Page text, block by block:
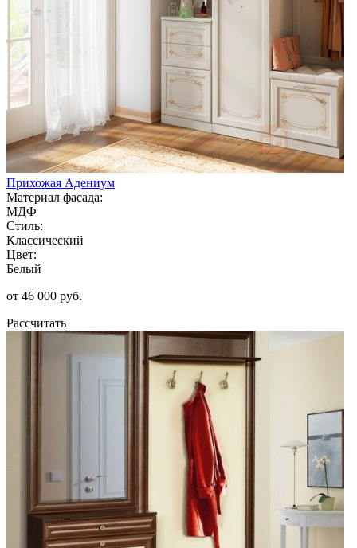
Прихожая Адениум
Материал фасада:
МДФ
Стиль:
Классический
Цвет:
Белый
от 46 000 руб.
Рассчитать